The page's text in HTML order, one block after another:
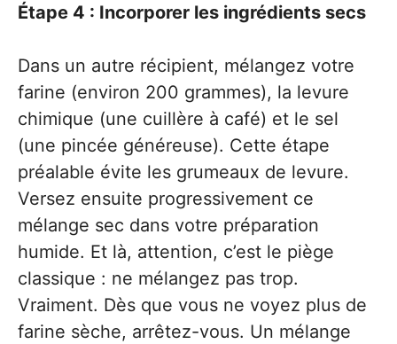
Étape 4 : Incorporer les ingrédients secs
Dans un autre récipient, mélangez votre
farine (environ 200 grammes), la levure
chimique (une cuillère à café) et le sel
(une pincée généreuse). Cette étape
préalable évite les grumeaux de levure.
Versez ensuite progressivement ce
mélange sec dans votre préparation
humide. Et là, attention, c’est le piège
classique : ne mélangez pas trop.
Vraiment. Dès que vous ne voyez plus de
farine sèche, arrêtez-vous. Un mélange